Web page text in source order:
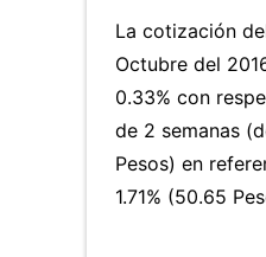
La cotización
Octubre del
0.33% con
de 2 semanas
Pesos) en
1.71% (50.65